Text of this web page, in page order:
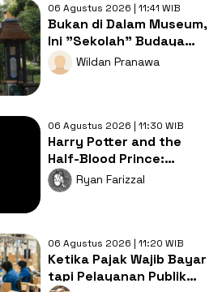
06 Agustus 2026 | 11:41 WIB
Bukan di Dalam Museum,
Ini "Sekolah" Budaya
Paling Nyata di Ujung
Timur Jawa
Wildan Pranawa
06 Agustus 2026 | 11:30 WIB
Harry Potter and the
Half-Blood Prince:
Langkah Awal Pencarian
Horcruxes!
Ryan Farizzal
06 Agustus 2026 | 11:20 WIB
Ketika Pajak Wajib Bayar
tapi Pelayanan Publik